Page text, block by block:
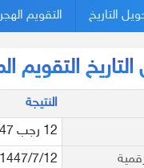
التاريخ التقويم
التقويم
النتيجة
12 رجب 1447
1447/7/12